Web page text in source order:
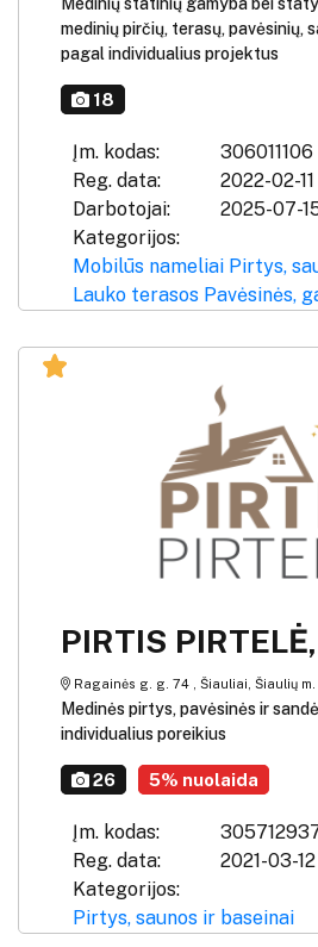
medinių pirčių, terasų, pavėsinių,
pagal individualius projektus
18
Įm. kodas:
306011106
Reg. data:
2022-02-
Darbotojai:
2025-07-
Kategorijos:
Mobilūs nameliai Pirtys,
Lauko terasos Pavėsinės,
PIRTIS
Ragainės g. g. 74 , Šiauliai, Šiaulių m.
Medinės pirtys, pavėsinės ir
individualius poreikius
26 5% nuolaida
Įm. kodas:
Reg. data:
2021-03-
Kategorijos:
Pirtys, saunos ir baseinai